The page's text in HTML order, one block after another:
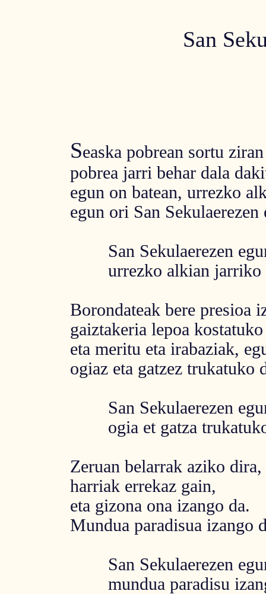
San
Seaska pobrean sortu
pobrea jarri behar dala
egun on batean, urrezko
egun ori San Sekulaerezen
San Sekulaerezen
urrezko alkian jarriko
Borondateak bere presioa
gaiztakeria lepoa
eta meritu eta irabaziak,
ogiaz eta gatzez trukatuko
San Sekulaerezen
ogia et gatza
Zeruan belarrak aziko dira,
harriak errekaz gain,
eta gizona ona izango da.
Mundua paradisua izango
San Sekulaerezen
mundua paradisu